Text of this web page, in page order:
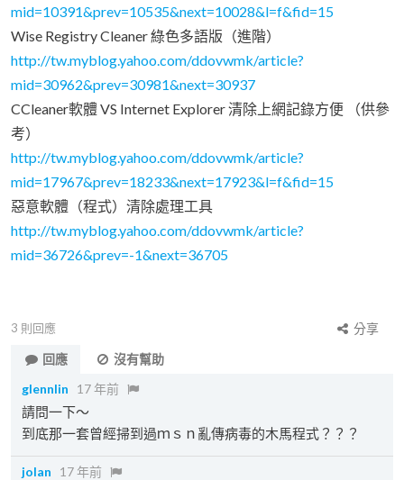
mid=10391&prev=10535&next=10028&l=f&fid=15
Wise Registry Cleaner 綠色多語版（進階）
http://tw.myblog.yahoo.com/ddovwmk/article?
mid=30962&prev=30981&next=30937
CCleaner軟體 VS Internet Explorer 清除上網記錄方便 （供參
考）
http://tw.myblog.yahoo.com/ddovwmk/article?
mid=17967&prev=18233&next=17923&l=f&fid=15
惡意軟體（程式）清除處理工具
http://tw.myblog.yahoo.com/ddovwmk/article?
mid=36726&prev=-1&next=36705
3 則回應
分享
回應
沒有幫助
glennlin
17 年前
請問一下～
到底那一套曾經掃到過ｍｓｎ亂傳病毒的木馬程式？？？
jolan 17 年前